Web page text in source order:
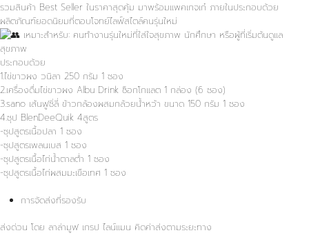
รวมสินค้า Best Seller ในราคาสุดคุ้ม มาพร้อมแพคเกจเก๋ ภายในประกอบด้วย
ผลิตภัณฑ์ยอดนิยมที่ตอบโจทย์ไลฟ์สไตล์คนรุ่นใหม่
เหมาะสำหรับ: คนทำงานรุ่นใหม่ที่ใส่ใจสุขภาพ นักศึกษา หรือผู้ที่เริ่มต้นดูแล
สุขภาพ
ประกอบด้วย
1.ไข่ขาวผง วนิลา 250 กรัม 1 ซอง
2.เครื่องดื่มไข่ขาวผง Albu Drink ช็อกโกแลต 1 กล่อง (6 ซอง)
3.sano เส้นฟูซิ่ลี่ ข้าวกล้องผสมกล้วยน้ำหว้า ขนาด 150 กรัม 1 ซอง
4.ซุป BlenDeeQuik 4สูตร
-ซุปสูตรเนื้อปลา 1 ซอง
-ซุปสูตรเพลนเบส 1 ซอง
-ซุปสูตรเนื้อไก่น้ำตาลต่ำ 1 ซอง
-ซุปสูตรเนื้อไก่ผสมมะเขือเทศ 1 ซอง
การจัดส่งที่รองรับ
ส่งด่วน โดย ลาล่ามูฟ เกรป ไลน์แมน คิดค่าส่งตามระยะทาง